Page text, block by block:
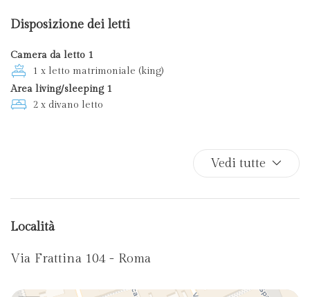
Toaster
TV
Disposizione dei letti
Camera da letto 1
1 x letto matrimoniale (king)
Area living/sleeping 1
2 x divano letto
Vedi tutte
Località
Via Frattina 104 - Roma